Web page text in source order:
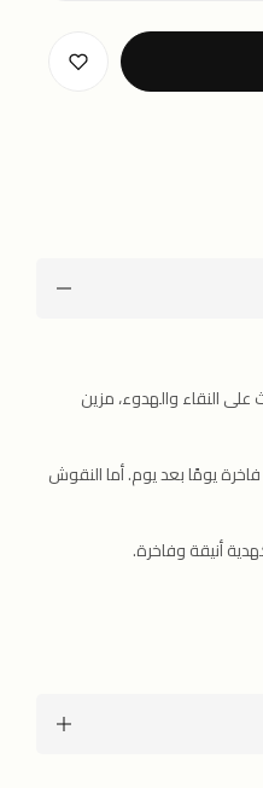
النقاء والهدوء، مزين
يومًا بعد يوم. أما النقوش
أنيقة وفاخرة.